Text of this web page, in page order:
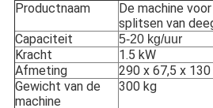
Productnaam
De machine
splitsen van
Capaciteit
5-20 kg/uur
Kracht
1.5 kW
Afmeting
290 x 67,5 x
Gewicht van de
machine
300 kg